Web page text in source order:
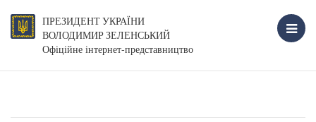
ПРЕЗИДЕНТ УКРАЇНИ
ВОЛОДИМИР ЗЕЛЕНСЬКИЙ
Офіційне інтернет-представництво